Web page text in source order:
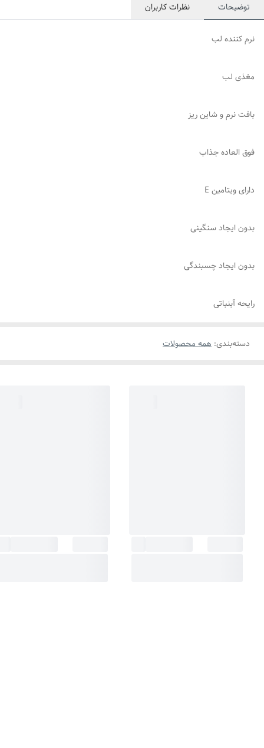
توضیحات نظرات کاربران
نرم کننده لب
مغذی لب
بافت نرم و شاین ریز
فوق العاده جذاب
دارای ویتامین E
بدون ایجاد سنگینی
بدون ایجاد چسبندگی
رایحه آبنباتی
دسته‌بندی: همه محصولات